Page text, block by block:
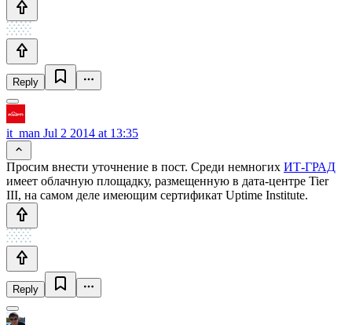
Reply
it_man Jul 2 2014 at 13:35
Просим внести уточнение в пост. Среди немногих ИТ-ГРАД
имеет облачную площадку, размещенную в дата-центре Tier
III, на самом деле имеющим сертификат Uptime Institute.
Reply